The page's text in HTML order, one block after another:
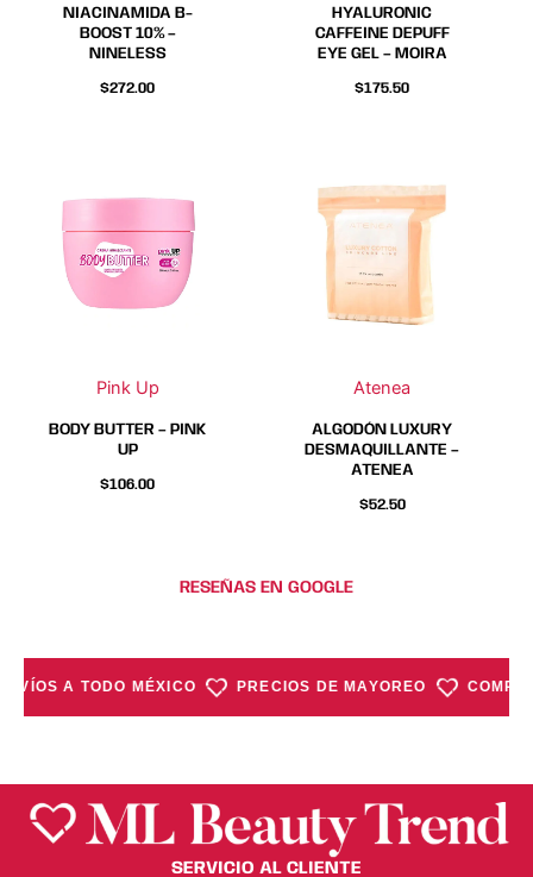
NIACINAMIDA B-
BOOST 10% –
NINELESS
$272.00
HYALURONIC
CAFFEINE DEPUFF
EYE GEL – MOIRA
$175.50
Pink Up
múltiples
variantes.
Las
pueden
elegir
en
la
BODY BUTTER – PINK
UP
$106.00
múltiples
variantes.
Las
pueden
elegir
la
Atenea
ALGODÓN LUXURY
DESMAQUILLANTE –
ATENEA
$52.50
RESEÑAS EN GOOGLE
A TODO MÉXICO PRECIOS DE MAYOREO
SERVICIO AL CLIENTE